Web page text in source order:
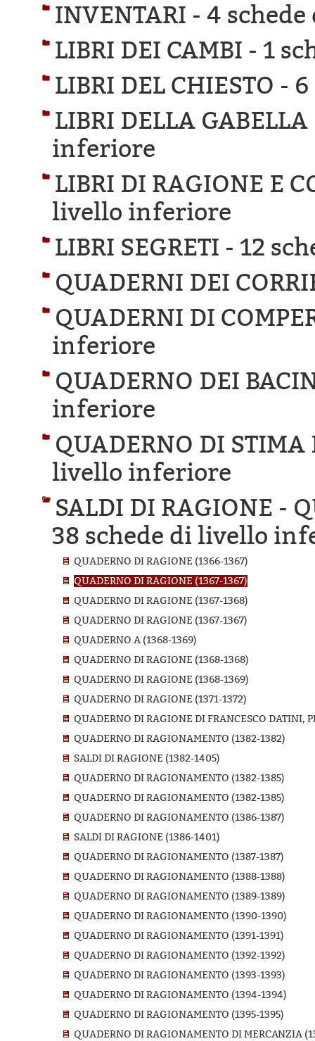
INVENTARI - 4
LIBRI DEI CAMBI - 1
LIBRI DEL CHIESTO -
LIBRI DELLA
inferiore
LIBRI DI RAGIONE E
livello inferiore
LIBRI SEGRETI - 12
QUADERNI DEI
QUADERNI DI
inferiore
QUADERNO DEI
inferiore
QUADERNO DI
livello inferiore
SALDI DI RAGIONE -
38 schede di livello
QUADERNO DI RAGIONE (1366-1367)
QUADERNO DI RAGIONE (1367-1367)
QUADERNO DI RAGIONE (1367-1368)
QUADERNO DI RAGIONE (1367-1367)
QUADERNO A (1368-1369)
QUADERNO DI RAGIONE (1368-1368)
QUADERNO DI RAGIONE (1368-1369)
QUADERNO DI RAGIONE (1371-1372)
QUADERNO DI RAGIONE DI FRANCESCO DATINI,
QUADERNO DI RAGIONAMENTO (1382-1382)
SALDI DI RAGIONE (1382-1405)
QUADERNO DI RAGIONAMENTO (1382-1385)
QUADERNO DI RAGIONAMENTO (1382-1385)
QUADERNO DI RAGIONAMENTO (1386-1387)
SALDI DI RAGIONE (1386-1401)
QUADERNO DI RAGIONAMENTO (1387-1387)
QUADERNO DI RAGIONAMENTO (1388-1388)
QUADERNO DI RAGIONAMENTO (1389-1389)
QUADERNO DI RAGIONAMENTO (1390-1390)
QUADERNO DI RAGIONAMENTO (1391-1391)
QUADERNO DI RAGIONAMENTO (1392-1392)
QUADERNO DI RAGIONAMENTO (1393-1393)
QUADERNO DI RAGIONAMENTO (1394-1394)
QUADERNO DI RAGIONAMENTO (1395-1395)
QUADERNO DI RAGIONAMENTO DI MERCANZIA